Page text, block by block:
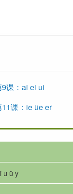
课：ai ei ui
课：ie üe er
u ü y